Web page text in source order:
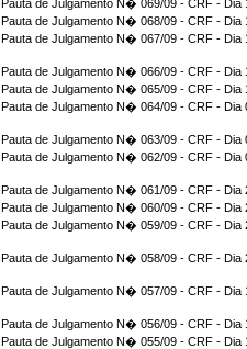
Pauta de Julgamento N� 069/09 - CRF - Dia
Pauta de Julgamento N� 068/09 - CRF - Dia
Pauta de Julgamento N� 067/09 - CRF - Dia
Pauta de Julgamento N� 066/09 - CRF - Dia
Pauta de Julgamento N� 065/09 - CRF - Dia
Pauta de Julgamento N� 064/09 - CRF - Dia
Pauta de Julgamento N� 063/09 - CRF - Dia
Pauta de Julgamento N� 062/09 - CRF - Dia
Pauta de Julgamento N� 061/09 - CRF - Dia
Pauta de Julgamento N� 060/09 - CRF - Dia
Pauta de Julgamento N� 059/09 - CRF - Dia
Pauta de Julgamento N� 058/09 - CRF - Dia
Pauta de Julgamento N� 057/09 - CRF - Dia
Pauta de Julgamento N� 056/09 - CRF - Dia
Pauta de Julgamento N� 055/09 - CRF - Dia